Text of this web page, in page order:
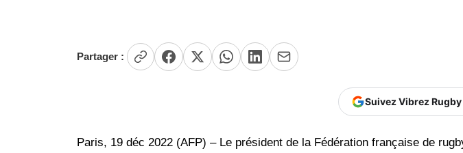
Partager :
Suivez Vibrez
Paris, 19 déc 2022 (AFP) – Le président de la Fédération française de